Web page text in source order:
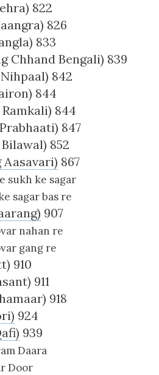
822
826
833
Chhand Bengali) 839
Nihpaal) 842
844
Ramkali) 844
Prabhaati) 847
Bilawal) 852
Aasavari) 867
sukh ke sagar
sagar bas re
907
nahan re
gang re
910
911
918
924
939
Daara
Door